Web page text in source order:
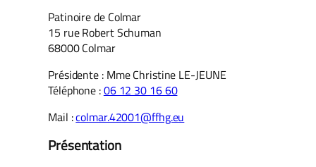
Patinoire de Colmar
15 rue Robert Schuman
68000 Colmar
Présidente : Mme Christine LE-JEUNE
Téléphone :06 12 30 16 60
Mail :colmar.42001@ffhg.eu
Présentation